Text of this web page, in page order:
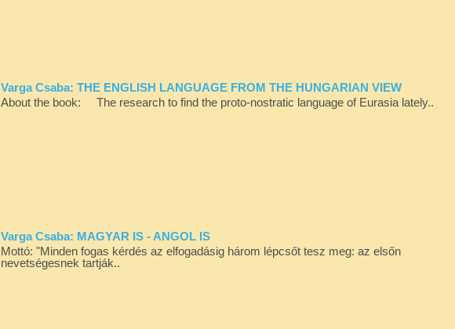
Varga Csaba: THE ENGLISH LANGUAGE FROM THE HUNGARIAN VIEW
About the book: The research to find the proto-nostratic language of Eurasia lately..
Varga Csaba: MAGYAR IS - ANGOL IS
Mottó: "Minden fogas kérdés az elfogadásig három lépcsőt tesz meg: az elsőn
nevetségesnek tartják..